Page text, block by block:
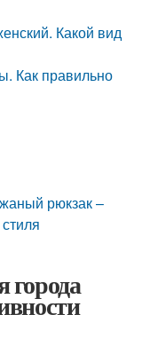
Какой вид
Как правильно
рюкзак –